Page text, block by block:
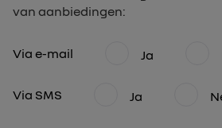
van aanbiedingen:
Via e-mail Ja
Via SMS Ja